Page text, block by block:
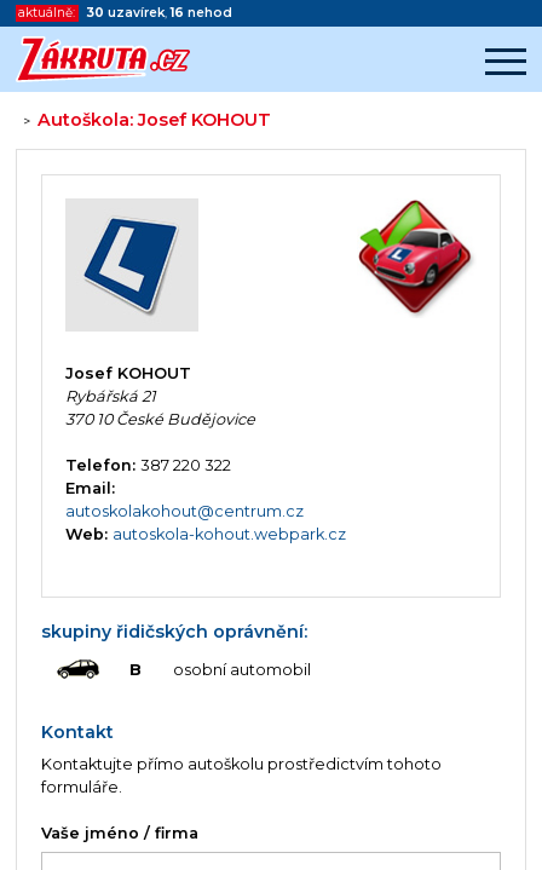
aktuálně: 30 uzavírek,16 nehod
>Autoškola: Josef KOHOUT
Začátek reklamy
Konec reklamy
Josef KOHOUT
Rybářská 21
370 10 České Budějovice
Telefon: 387 220 322
Email:
autoskolakohout@centrum.cz
Web: autoskola-kohout.webpark.cz
skupiny řidičských oprávnění:
B osobní automobil
Kontakt
Kontaktujte přímo autoškolu prostředictvím tohoto
formuláře.
Vaše jméno / firma